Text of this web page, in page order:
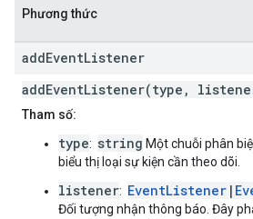
Phương thức
addEventListener
addEventListener(type,
Tham số:
type: string Một chuỗi phân
biểu thị loại sự kiện cần theo dõi.
listener: EventListener |
Đối tượng nhận thông báo. Đây